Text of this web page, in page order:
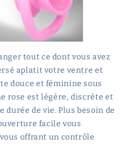
tout ce dont vous avez
aplatit votre ventre et
douce et féminine sous
rose est légère, discrète et
durée de vie. Plus besoin de
facile vous
offrant un contrôle